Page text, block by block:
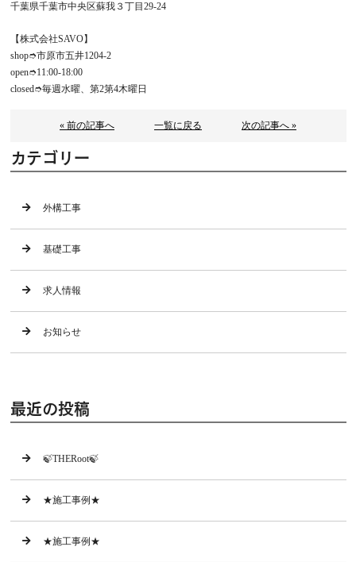
千葉県千葉市中央区蘇我３丁目29-24
【株式会社SAVO】
shop➮市原市五井1204-2
open➮11:00-18:00
closed➮毎週水曜、第2第4木曜日
« 前の記事へ 一覧に戻る 次の記事へ »
カテゴリー
外構工事
基礎工事
求人情報
お知らせ
最近の投稿
🍃THERoot🍃
★施工事例★
★施工事例★